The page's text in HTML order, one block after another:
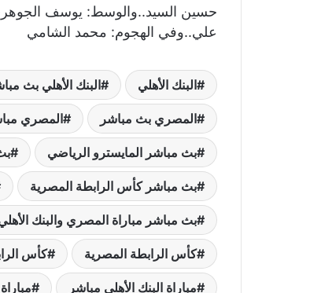
حسين السيد..والوسط: يوسف
علي..وفي الهجوم: محمد الشامي
البنك الأهلي البنك الأهلي بث
المصري بث مباشر المصري
بث مباشر المايسترو الرياضي
بث مباشر كأس الرابطة المصرية
بث مباشر مباراة المصري والبنك
كأس الرابطة المصرية كأس
مباراة البنك الأهلي مباشر